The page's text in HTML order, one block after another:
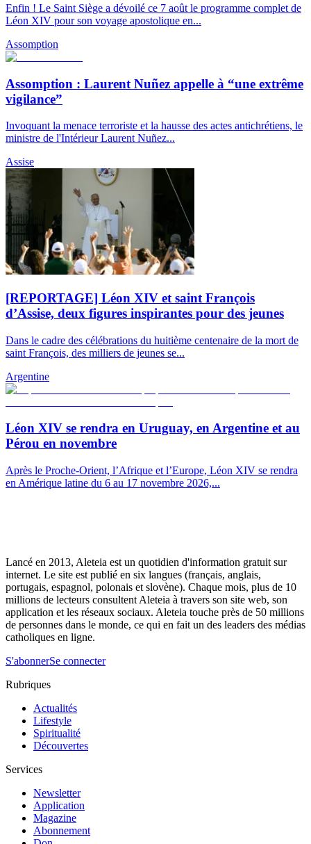
Enfin ! Le Saint Siège a dévoilé ce 7 août le programme complet de
Léon XIV pour son voyage apostolique en...
Assomption
Assomption : Laurent Nuñez appelle à “une extrême
vigilance”
Invoquant la menace terroriste et la hausse des actes antichrétiens, le
ministre de l'Intérieur Laurent Nuñez...
Assise
[REPORTAGE] Léon XIV et saint François
d’Assise, deux figures inspirantes pour des jeunes
Dans le cadre des célébrations du huitième centenaire de la mort de
saint François, des milliers de jeunes se...
Argentine
Léon XIV se rendra en Uruguay, en Argentine et au
Pérou en novembre
Après le Proche-Orient, l’Afrique et l’Europe, Léon XIV se rendra
en Amérique latine du 6 au 17 novembre 2026,...
Lancé en 2013, Aleteia est un quotidien d'information gratuit sur
internet. Le site est publié en six langues (français, anglais,
portugais, espagnol, polonais et slovène). Chaque mois, plus de 10
millions de lecteurs consultent Aleteia à travers son site web, son
application et les réseaux sociaux. Aleteia touche près de 50 millions
de personnes dans le monde, ce qui en fait un des leaders des médias
catholiques en ligne.
S'abonnerSe connecter
Rubriques
Actualités
Lifestyle
Spiritualité
Découvertes
Services
Newsletter
Application
Magazine
Abonnement